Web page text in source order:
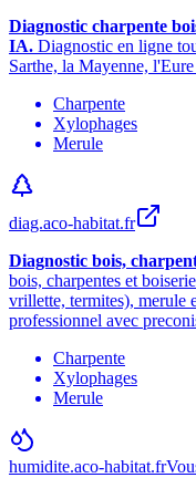
Diagnostic charpente
IA. Diagnostic en ligne
Sarthe, la Mayenne, l'
Charpente
Xylophages
Merule
diag.aco-habitat.fr
Diagnostic bois,
bois, charpentes et
vrillette, termites), merule
professionnel avec
Charpente
Xylophages
Merule
humidite.aco-habitat.fr